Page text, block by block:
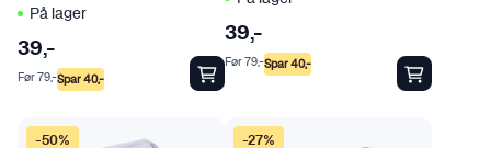
e
r
A
På lager
39,-
Spar40,-
Før79,-
39,-
Spar40,-
Før79,-
-50% -27%